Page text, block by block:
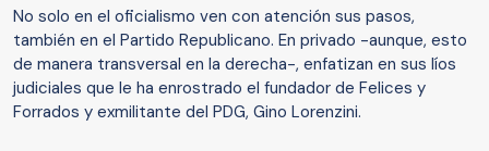
No solo en el oficialismo ven con atención sus pasos,
también en el Partido Republicano. En privado -aunque, esto
de manera transversal en la derecha-, enfatizan en sus líos
judiciales que le ha enrostrado el fundador de Felices y
Forrados y exmilitante del PDG, Gino Lorenzini.